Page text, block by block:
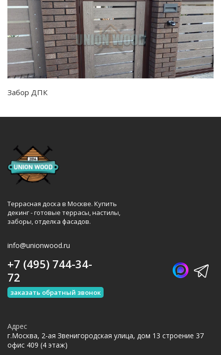
Забор ДПК
Террасная доска в Москве. Купить
декинг - готовые террасы, настилы,
заборы, отделка фасадов.
info@unionwood.ru
+7 (495) 744-34-
72
заказать обратный звонок
Адрес
г.Москва, 2-ая Звенигородская улица, дом 13 строение 37
офис 409 (4 этаж)